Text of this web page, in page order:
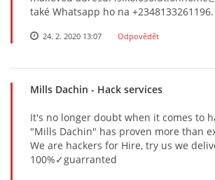
také Whatsapp ho na +2348133261196.
24. 2. 2020 13:07 Odpovědět
Mills Dachin - Hack services
It's no longer doubt when it comes to
"Mills Dachin" has proven more than
We are hackers for Hire, try us we
100%✓guarranted